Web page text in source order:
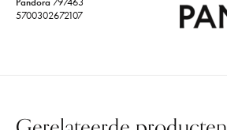
5700302672107